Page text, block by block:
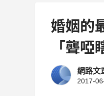
婚姻的
「聾啞
網路文
2017-